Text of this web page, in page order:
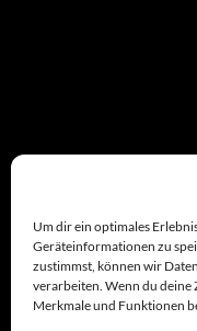
Um dir ein optimales
Geräteinformationen zu
zustimmst, können wir
verarbeiten. Wenn du
Merkmale und Funktionen